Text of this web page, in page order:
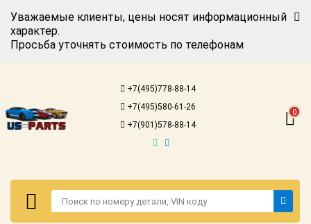
Уважаемые клиенты, цены носят информационный
характер.
Просьба уточнять стоимость по телефонам
+7(495)778-88-14
+7(495)580-61-26
+7(901)578-88-14
0
Авторизация
американских
автомобилей
запросу